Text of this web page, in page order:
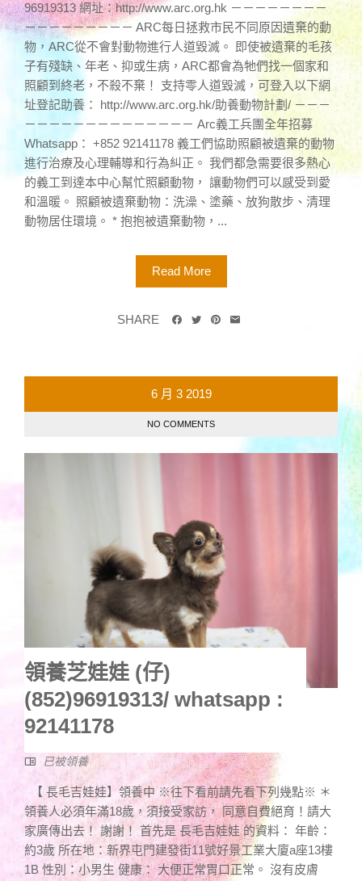
96919313 網址：http://www.arc.org.hk －－－－－－－－
－－－－－－－－－ ARC每日拯救市民不同原因遺棄的動
物，ARC從不會對動物進行人道毀滅。 即使被遺棄的毛孩
子有殘缺、年老、抑或生病，ARC都會為牠們找一個家和
照顧到終老，不殺不棄！ 支持零人道毀滅，可登入以下網
址登記助養： http://www.arc.org.hk/助養動物計劃/ －－－
－－－－－－－－－－－－－－ Arc義工兵團全年招募
Whatsapp： +852 92141178 義工們協助照顧被遺棄的動物
進行治療及心理輔導和行為糾正。 我們都急需要很多熱心
的義工到達本中心幫忙照顧動物， 讓動物們可以感受到愛
和溫暖。 照顧被遺棄動物：洗澡、塗藥、放狗散步、清理
動物居住環境。 * 抱抱被遺棄動物，...
Read More
SHARE
6 月 3 2019
NO COMMENTS
領養芝娃娃 (仔)
(852)96919313/ whatsapp :
92141178
已被領養
【 長毛吉娃娃】領養中 ※往下看前請先看下列幾點※ ＊
領養人必須年滿18歲，須接受家訪， 同意自費絕育！請大
家廣傳出去！ 謝謝！ 首先是 長毛吉娃娃 的資料： 年齡：
約3歲 所在地：新界屯門建發街11號好景工業大廈a座13樓
1B 性別：小男生 健康： 大便正常胃口正常。 沒有皮膚